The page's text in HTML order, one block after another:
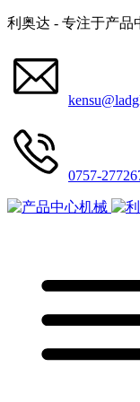
利奥达 - 专注于产品
0757-